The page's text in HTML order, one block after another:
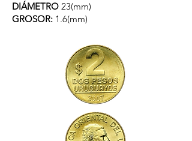
DIÁMETRO 23(mm)
GROSOR: 1.6(mm)